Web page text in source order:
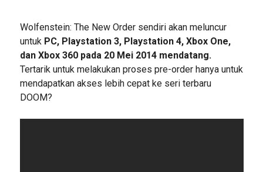
Wolfenstein: The New Order sendiri akan meluncur
untukPC, Playstation 3, Playstation 4, Xbox One,
dan Xbox 360 pada 20 Mei 2014 mendatang.
Tertarik untuk melakukan proses pre-order hanya untuk
mendapatkan akses lebih cepat ke seri terbaru
DOOM?